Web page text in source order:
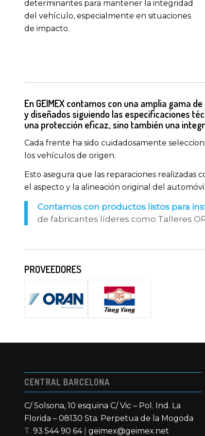
determinantes para mantener la integridad
del vehículo, especialmente en situaciones
de impacto.
En GEIMEX contamos con una amplia gama
y diseñados siguiendo las especificaciones
una protección eficaz, sino también una
Cada frente ha sido cuidadosamente
los vehículos de origen.
Esto asegura que las reparaciones
el aspecto y la alineación original del
Contamos con productos listos para
de fabricantes líderes como Talleres
PROVEEDORES
CENTRAL BARCELONA
C/ Solsona, 10 esquina C/ Vic – Pol. Ind. La
Florida – 08130 Sta. Perpetua de la Mogoda
T. 93 544 90 64| geimex@geimex.net